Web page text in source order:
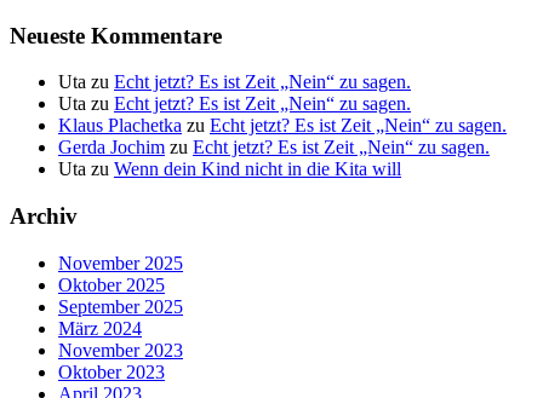
Neueste Kommentare
Uta zu Echt jetzt? Es ist Zeit „Nein“ zu sagen.
Uta zu Echt jetzt? Es ist Zeit „Nein“ zu sagen.
Klaus Plachetka zu Echt jetzt? Es ist Zeit „Nein“ zu sagen.
Gerda Jochim zu Echt jetzt? Es ist Zeit „Nein“ zu sagen.
Uta zu Wenn dein Kind nicht in die Kita will
Archiv
November 2025
Oktober 2025
September 2025
März 2024
November 2023
Oktober 2023
April 2023